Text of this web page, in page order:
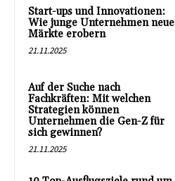
Start-ups und Innovationen:
Wie junge Unternehmen neue
Märkte erobern
21.11.2025
Auf der Suche nach
Fachkräften: Mit welchen
Strategien können
Unternehmen die Gen-Z für
sich gewinnen?
21.11.2025